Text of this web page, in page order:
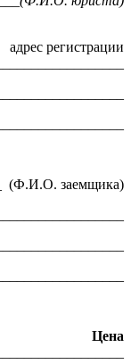
адрес регистрации
(Ф.И.О. заемщика)
Цена